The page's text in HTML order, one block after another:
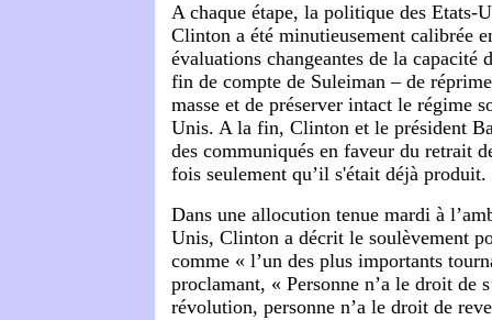
A chaque étape, la politique des Etats-
Clinton a été minutieusement calibrée
évaluations changeantes de la capacité
fin de compte de Suleiman – de
masse et de préserver intact le régime
Unis. A la fin, Clinton et le président
des communiqués en faveur du retrait
fois seulement qu’il s'était déjà produit.
Dans une allocution tenue mardi à
Unis, Clinton a décrit le soulèvement
comme « l’un des plus importants
proclamant, « Personne n’a le droit de
révolution, personne n’a le droit de